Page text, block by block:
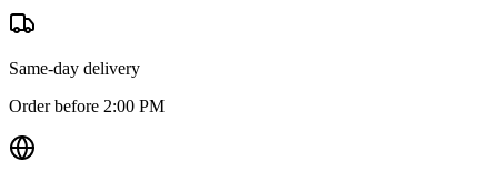
Same-day delivery
Order before 2:00 PM